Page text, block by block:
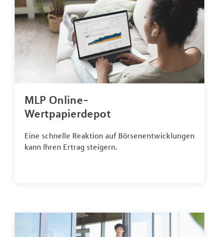
MLP Online-
Wertpapierdepot
Eine schnelle Reaktion auf Börsenentwicklungen
kann Ihren Ertrag steigern.